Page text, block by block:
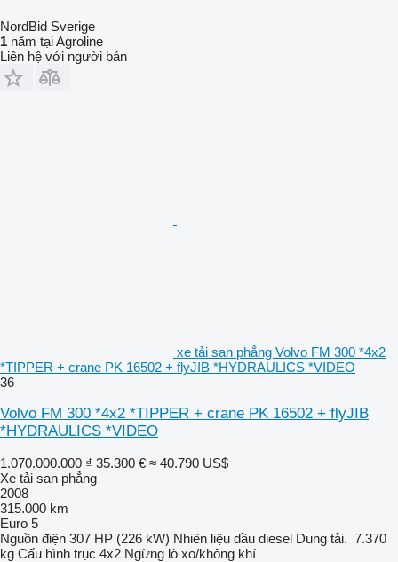
NordBid Sverige
1 năm tại Agroline
Liên hệ với người bán
xe tải san phẳng Volvo FM 300 *4x2
*TIPPER + crane PK 16502 + flyJIB *HYDRAULICS *VIDEO
36
Volvo FM 300 *4x2 *TIPPER + crane PK 16502 + flyJIB
*HYDRAULICS *VIDEO
1.070.000.000 ₫ 35.300 € ≈ 40.790 US$
Xe tải san phẳng
2008
315.000 km
Euro 5
Nguồn điện 307 HP (226 kW) Nhiên liệu dầu diesel Dung tải. 7.370
kg Cấu hình trục 4x2 Ngừng lò xo/không khí